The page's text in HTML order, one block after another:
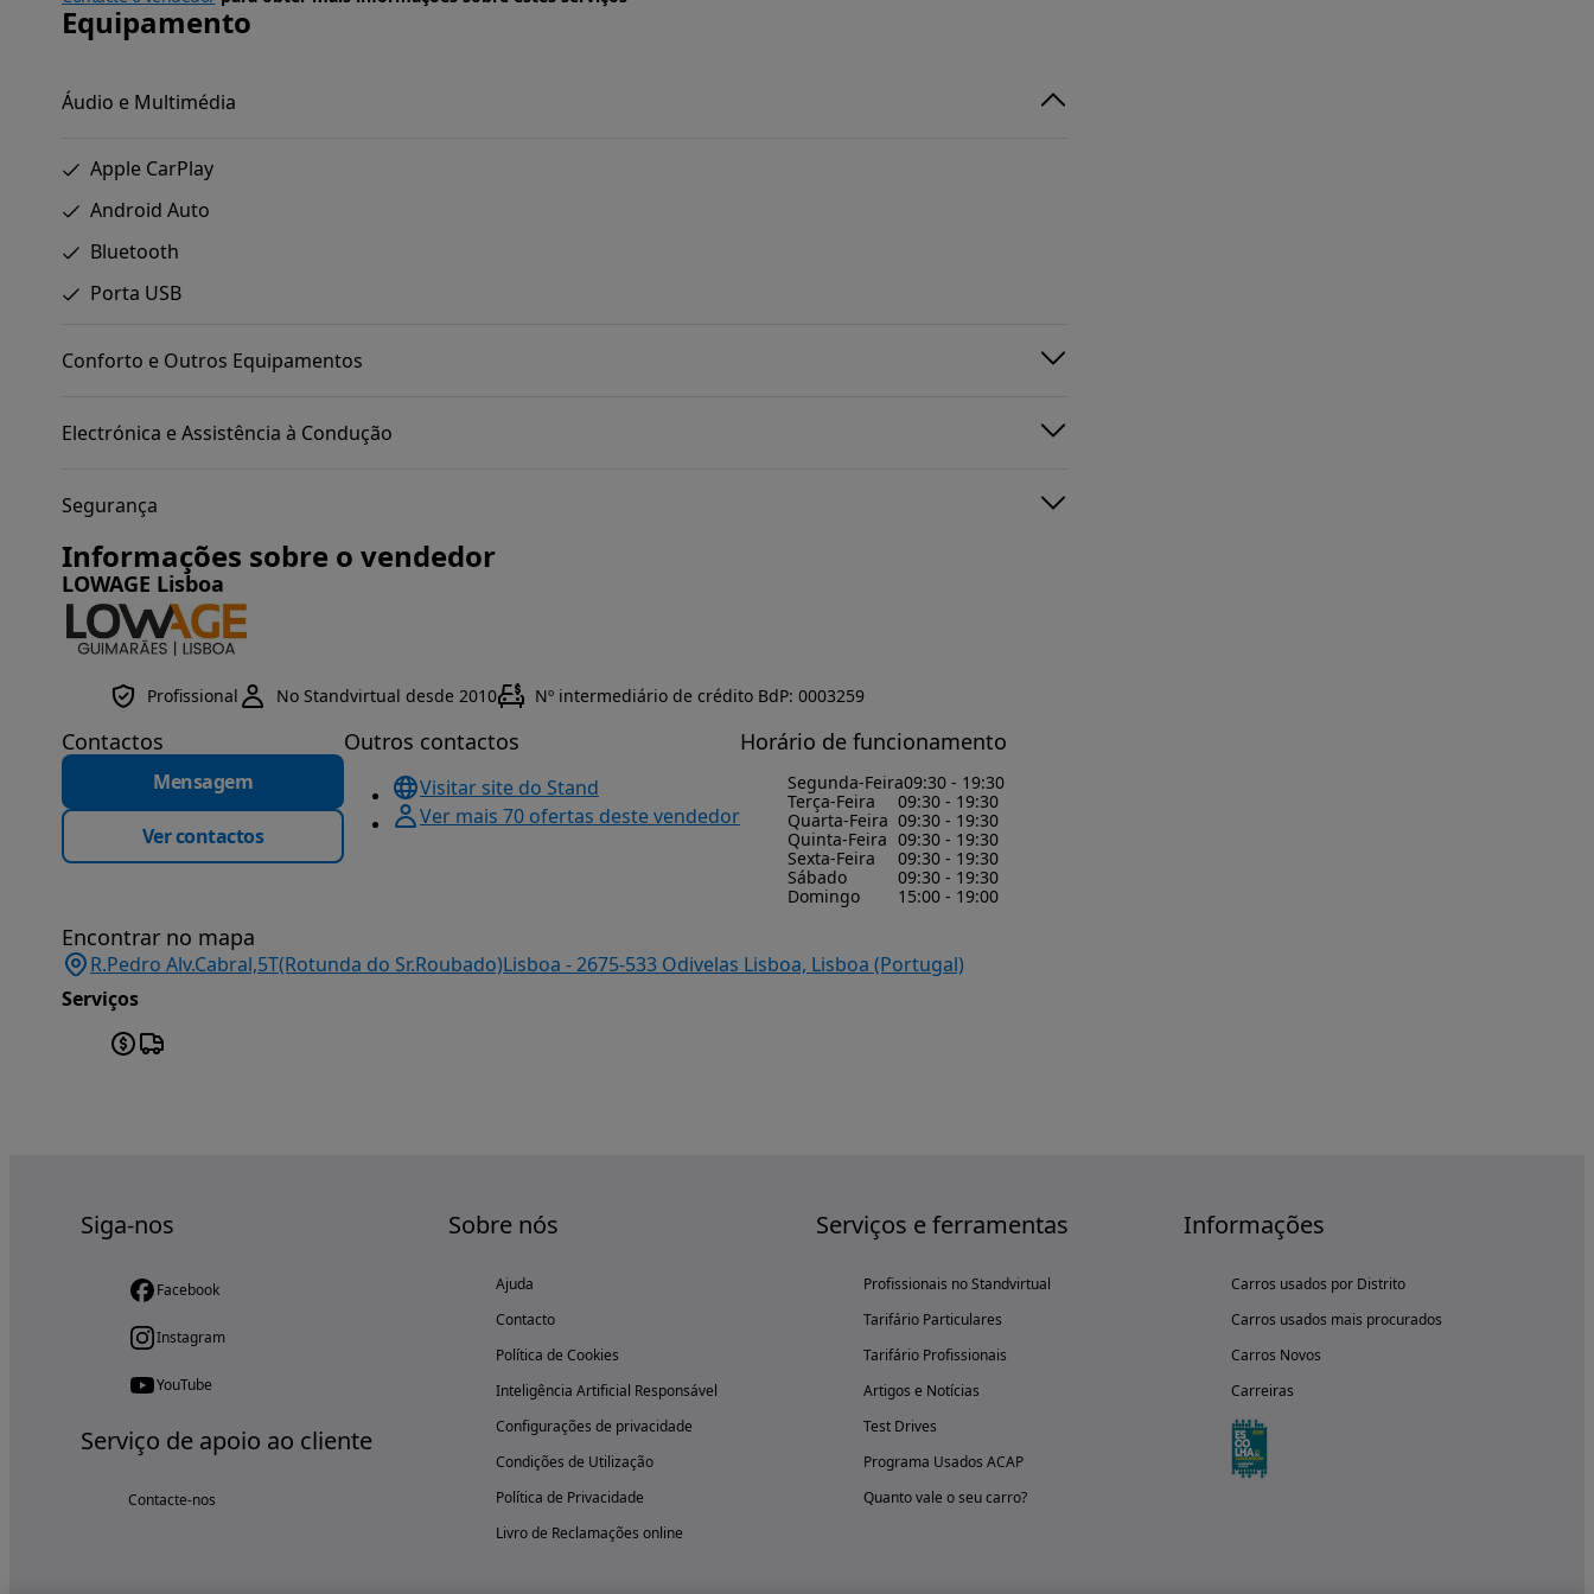
Equipamento
Áudio e Multimédia
Apple CarPlay
Android Auto
Bluetooth
Porta USB
Conforto e Outros Equipamentos
Electrónica e Assistência à Condução
Segurança
Informações sobre o vendedor
LOWAGE Lisboa
Profissional No Standvirtual desde 2010 Nº intermediário de crédito BdP: 0003259
Contactos
Mensagem
Ver contactos
Outros contactos
Visitar site do Stand
Ver mais 70 ofertas deste vendedor
Horário de funcionamento
Segunda-Feira09:30 - 19:30
Terça-Feira
09:30 - 19:30
Quarta-Feira 09:30 - 19:30
Quinta-Feira 09:30 - 19:30
Sexta-Feira
09:30 - 19:30
Sábado
09:30 - 19:30
Domingo
15:00 - 19:00
Encontrar no mapa
R.Pedro Alv.Cabral,5T(Rotunda do Sr.Roubado)Lisboa - 2675-533 Odivelas Lisboa, Lisboa (Portugal)
Serviços
Siga-nos
Facebook
Instagram
YouTube
Serviço de apoio ao cliente
Contacte-nos
Sobre nós
Ajuda
Contacto
Política de Cookies
Inteligência Artificial Responsável
Configurações de privacidade
Condições de Utilização
Política de Privacidade
Livro de Reclamações online
Serviços e ferramentas
Profissionais no Standvirtual
Tarifário Particulares
Tarifário Profissionais
Artigos e Notícias
Test Drives
Programa Usados ACAP
Quanto vale o seu carro?
Informações
Carros usados por Distrito
Carros usados mais procurados
Carros Novos
Carreiras